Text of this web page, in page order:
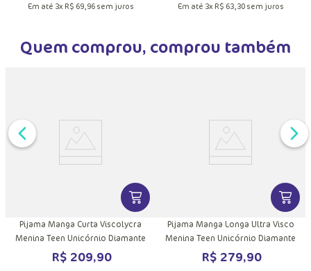
Em até 3x R$ 69,96sem juros Em até 3x R$ 63,30sem juros
Quem comprou, comprou também
INFORMAÇÕES DO PRODUTOVER MAIS INFORMAÇÕES DO
Pijama Manga Curta Viscolycra
Menina Teen Unicórnio Diamante
R$ 209,90
VER
Pijama Manga Longa Ultra Visco
Menina Teen Unicórnio Diamante
R$ 279,90